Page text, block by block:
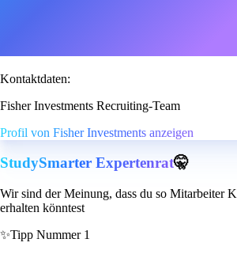
Kontaktdaten:
Fisher Investments Recruiting-Team
Profil von Fisher Investments anzeigen
StudySmarter Expertenrat🤫
Wir sind der Meinung, dass du so Mitarbeiter
erhalten könntest
✨Tipp Nummer 1